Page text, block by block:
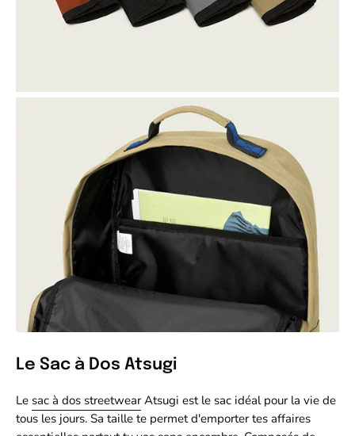
Le Sac à Dos Atsugi
Le sac à dos streetwearAtsugi est le sac idéal pour la vie de
tous les jours. Sa taille te permet d'emporter tes affaires